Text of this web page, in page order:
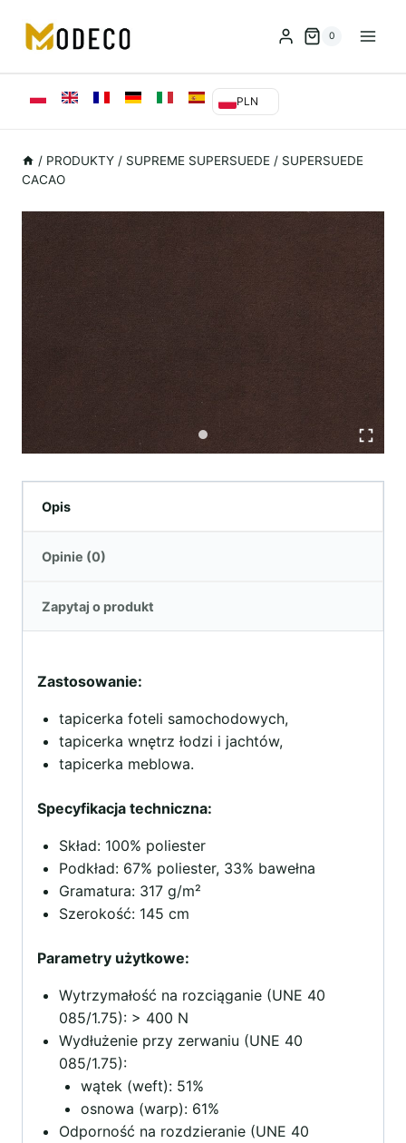
treści
0
PLN
/ PRODUKTY / SUPREME SUPERSUEDE / SUPERSUEDE
CACAO
Opis
Opinie (0)
Zapytaj o produkt
Zastosowanie:
tapicerka foteli samochodowych,
tapicerka wnętrz łodzi i jachtów,
tapicerka meblowa.
Specyfikacja techniczna:
Skład: 100% poliester
Podkład: 67% poliester, 33% bawełna
Gramatura: 317 g/m²
Szerokość: 145 cm
Parametry użytkowe:
Wytrzymałość na rozciąganie (UNE 40
085/1.75): > 400 N
Wydłużenie przy zerwaniu (UNE 40
085/1.75):
wątek (weft): 51%
osnowa (warp): 61%
Odporność na rozdzieranie (UNE 40